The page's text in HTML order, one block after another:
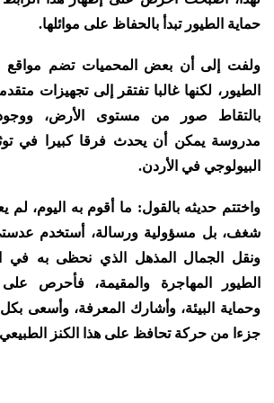
حماية الطيور تبدأ بالحفاظ على موائلها.
ولفت إلى أن بعض المحميات تضم مواقع
الطيور، لكنها غالبا تفتقر إلى تجهيزات
بالتقاط صور من مستوى الأرض،
مدروسة يمكن أن يحدث فرقا كبيرا في
البيولوجي في الأردن.
واختتم حديثه بالقول: ما أقوم به اليوم، لم
شغف، بل مسؤولية ورسالة، أستخدم عدستي
ونقل الجمال المذهل الذي نحظى به في
الطيور المهاجرة والمقيمة، فأحرص على
وحماية البيئة، وأشارك المعرفة، وأسعى
جزءا من حركة تحافظ على هذا الكنز الطبيعي